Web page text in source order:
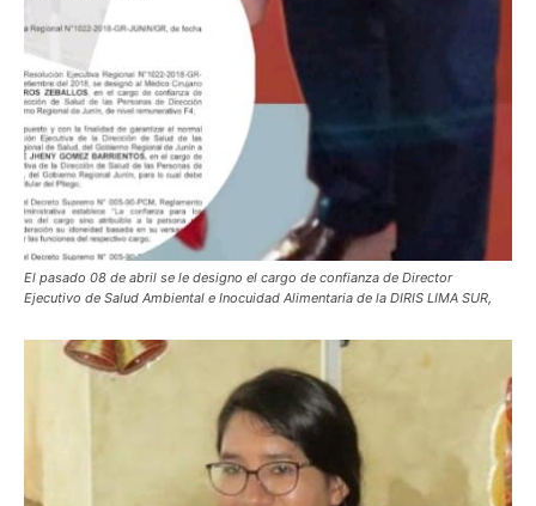
El pasado 08 de abril se le designo el cargo de confianza de Director
Ejecutivo de Salud Ambiental e Inocuidad Alimentaria de la DIRIS LIMA SUR,